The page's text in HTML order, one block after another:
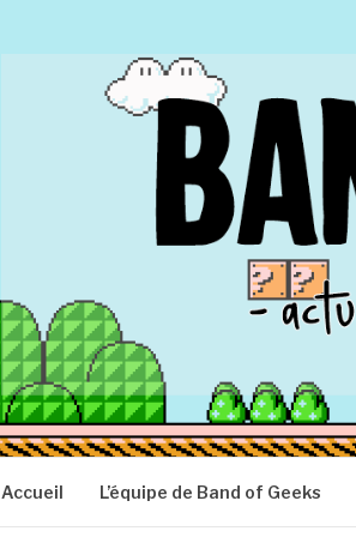
BAND OF
Actu Geek d'hier et d'aujourd'hui
Accueil L’équipe de Band of Geeks